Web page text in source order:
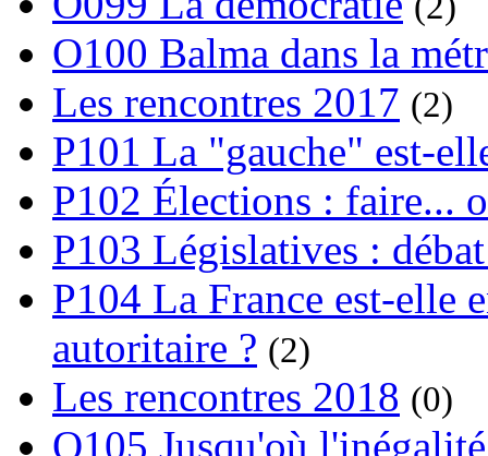
O100 Balma dans la
Les rencontres 2017 (2)
P101 La "gauche" est-
P102 Élections : faire...
P103 Législatives :
P104 La France est-elle
autoritaire ? (2)
Les rencontres 2018 (0)
Q105 Jusqu'où